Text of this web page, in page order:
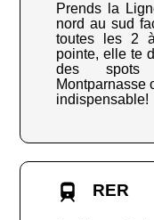
Prends la
nord au sud
toutes les 2
pointe, elle te
des spots
Montparnasse
indispensable!
RER